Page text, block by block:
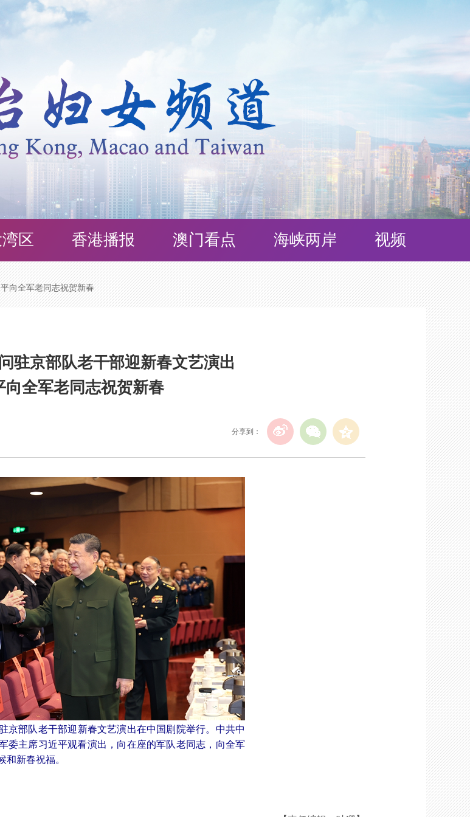
区 香港播报 澳门看点 海峡两岸 视频
向全军老同志祝贺新春
驻京部队老干部迎新春文艺演出
向全军老同志祝贺新春
分享到：
京部队老干部迎新春文艺演出在中国剧院举行。中共中
委主席习近平观看演出，向在座的军队老同志，向全军
和新春祝福。